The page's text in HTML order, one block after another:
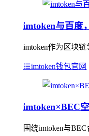
imtoken与百度
imtoken作为区块
imtoken钱包官网
imtoken×BEC
围绕imtoken与